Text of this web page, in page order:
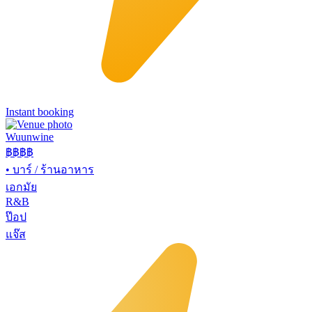
Instant booking
Wuunwine
฿฿฿฿
• บาร์ / ร้านอาหาร
เอกมัย
R&B
ป๊อป
แจ๊ส